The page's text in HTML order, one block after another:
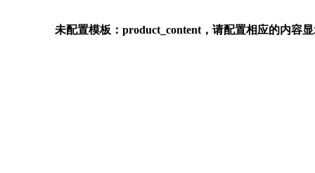
未配置模板：product_content，请配置相应的内容